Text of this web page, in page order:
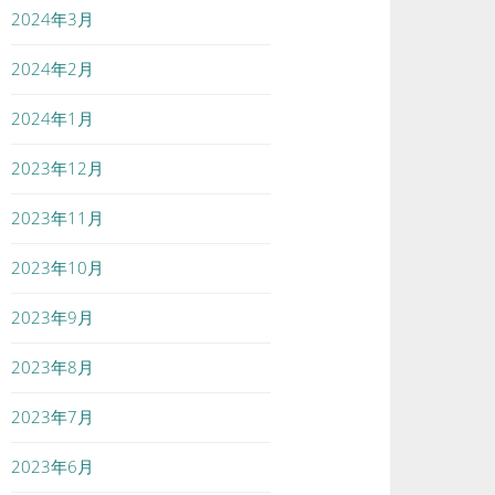
2024年3月
2024年2月
2024年1月
2023年12月
2023年11月
2023年10月
2023年9月
2023年8月
2023年7月
2023年6月